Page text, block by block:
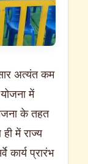
अत्यंत कम
में
के तहत
में राज्य
कार्य प्रारंभ